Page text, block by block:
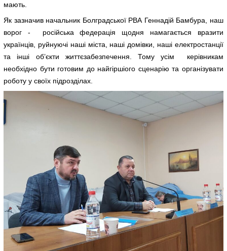
мають.
Як зазначив начальник Болградської РВА Геннадій Бамбура, наш
ворог - російська федерація щодня намагається вразити
українців, руйнуючі наші міста, наші домівки, наші електростанції
та інші об’єкти життєзабезпечення. Тому усім керівникам
необхідно бути готовим до найгіршіого сценарію та організувати
роботу у своїх підрозділах.